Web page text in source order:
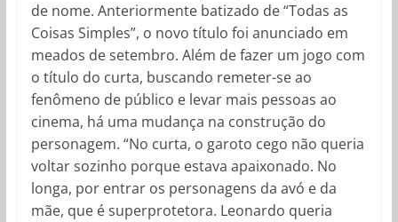
de nome. Anteriormente batizado de “Todas as
Coisas Simples”, o novo título foi anunciado em
meados de setembro. Além de fazer um jogo com
o título do curta, buscando remeter-se ao
fenômeno de público e levar mais pessoas ao
cinema, há uma mudança na construção do
personagem. “No curta, o garoto cego não queria
voltar sozinho porque estava apaixonado. No
longa, por entrar os personagens da avó e da
mãe, que é superprotetora. Leonardo queria